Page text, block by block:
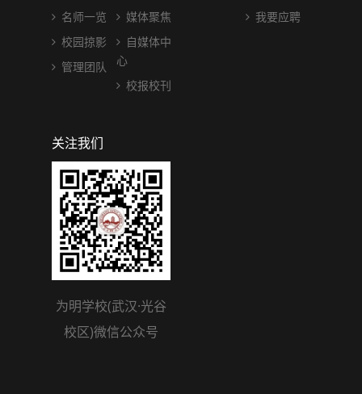
名师一览
校园掠影
管理团队
媒体聚焦
自媒体中
心
校报校刊
我要应聘
关注我们
为明学校(武汉·光谷
校区)微信公众号